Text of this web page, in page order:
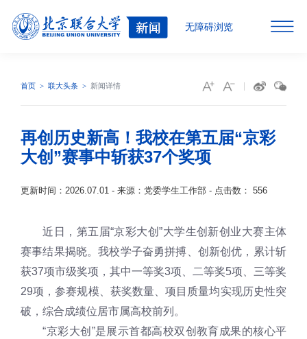
无障碍浏览
首页 联大头条 新闻详情
再创历史新高！我校在第五届“京彩
大创”赛事中斩获37个奖项
更新时间：2026.07.01 - 来源：党委学生工作部 - 点击数： 556
近日，第五届“京彩大创”大学生创新创业大赛主体
赛事结果揭晓。我校学子奋勇拼搏、创新创优，累计斩
获37项市级奖项，其中一等奖3项、二等奖5项、三等奖
29项，参赛规模、获奖数量、项目质量均实现历史性突
破，综合成绩位居市属高校前列。
“京彩大创”是展示首都高校双创教育成果的核心平